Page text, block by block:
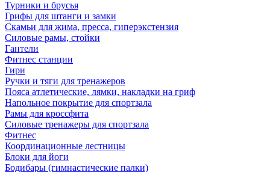
Турники и брусья
Грифы для штанги и замки
Скамьи для жима, пресса, гиперэкстензия
Силовые рамы, стойки
Гантели
Фитнес станции
Гири
Ручки и тяги для тренажеров
Пояса атлетические, лямки, накладки на гриф
Напольное покрытие для спортзала
Рамы для кроссфита
Силовые тренажеры для спортзала
Фитнес
Координационные лестницы
Блоки для йоги
Бодибары (гимнастические палки)